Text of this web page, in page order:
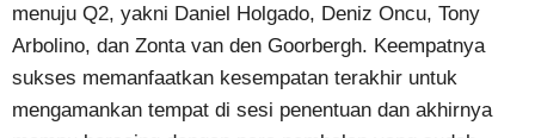
menuju Q2, yakni Daniel Holgado, Deniz Oncu, Tony
Arbolino, dan Zonta van den Goorbergh. Keempatnya
sukses memanfaatkan kesempatan terakhir untuk
mengamankan tempat di sesi penentuan dan akhirnya